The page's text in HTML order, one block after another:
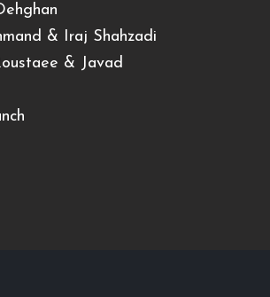
& Iraj Shahzadi
& Javad